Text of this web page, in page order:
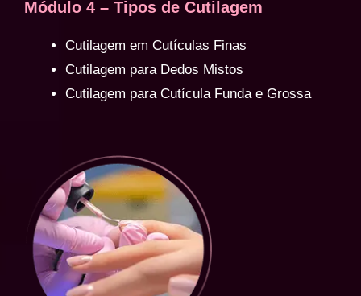
Módulo 4 – Tipos de Cutilagem
Cutilagem em Cutículas Finas
Cutilagem para Dedos Mistos
Cutilagem para Cutícula Funda e Grossa